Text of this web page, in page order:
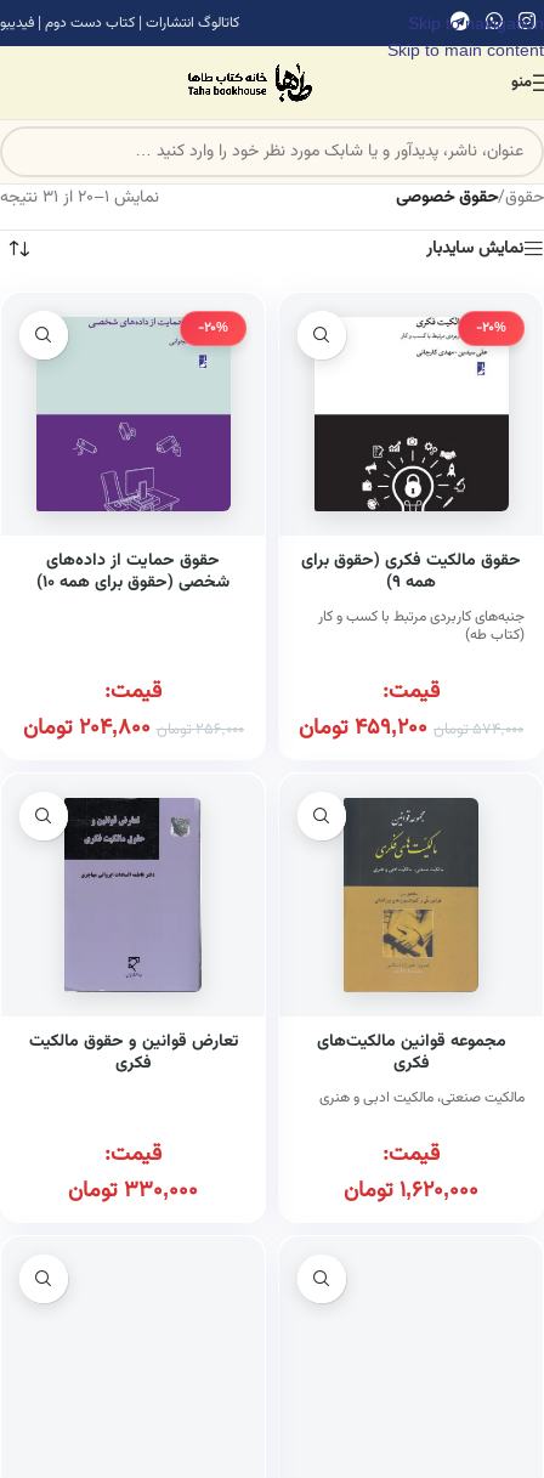
Skip to navigation
Skip to main content
کاتالوگ انتشارات | کتاب دست دوم | فیدیبو
منو
حقوق/حقوق خصوصی
نمایش 1–20 از 31 نتیجه
نمایش سایدبار
-20%
حقوق مالکیت فکری (حقوق برای
همه ۹)
جنبه‌های کاربردی مرتبط با کسب و کار
(کتاب طه)
قیمت:
574,000تومان 459,200تومان
-20%
حقوق حمایت از داده‌های
شخصی (حقوق برای همه ۱۰)
قیمت:
256,000تومان 204,800تومان
مجموعه قوانین مالکیت‌های
فکری
مالکیت صنعتی، مالکیت ادبی و هنری
قیمت:
1,620,000تومان
تعارض قوانین و حقوق مالکیت
فکری
قیمت:
330,000تومان